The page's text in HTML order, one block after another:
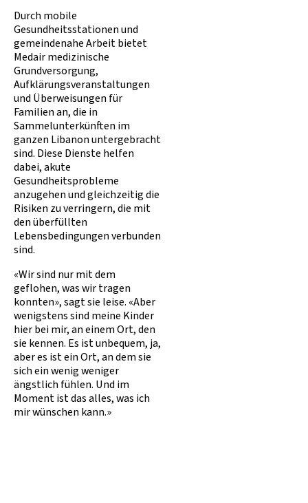
Durch mobile
Gesundheitsstationen und
gemeindenahe Arbeit bietet
Medair medizinische
Grundversorgung,
Aufklärungsveranstaltungen
und Überweisungen für
Familien an, die in
Sammelunterkünften im
ganzen Libanon untergebracht
sind. Diese Dienste helfen
dabei, akute
Gesundheitsprobleme
anzugehen und gleichzeitig die
Risiken zu verringern, die mit
den überfüllten
Lebensbedingungen verbunden
sind.
«Wir sind nur mit dem
geflohen, was wir tragen
konnten», sagt sie leise. «Aber
wenigstens sind meine Kinder
hier bei mir, an einem Ort, den
sie kennen. Es ist unbequem, ja,
aber es ist ein Ort, an dem sie
sich ein wenig weniger
ängstlich fühlen. Und im
Moment ist das alles, was ich
mir wünschen kann.»